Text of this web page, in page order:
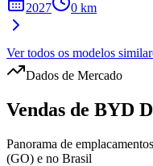
2027 0 km
Ver todos os modelos
Dados de Mercado
Vendas de BYD
Panorama de
(GO) e no Brasil